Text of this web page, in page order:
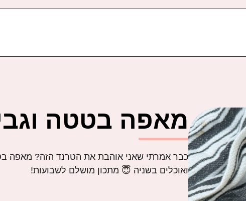
מאפה בטטה
כבר אמרתי שאני אוהבת את הטרנד הזה? מאפה
ואוכלים בשניה 😇 מתכון מושלם לשבועות!